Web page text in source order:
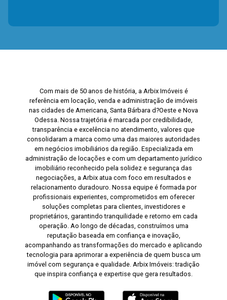
Com mais de 50 anos de história, a Arbix Imóveis é
referência em locação, venda e administração de imóveis
nas cidades de Americana, Santa Bárbara d?Oeste e Nova
Odessa. Nossa trajetória é marcada por credibilidade,
transparência e excelência no atendimento, valores que
consolidaram a marca como uma das maiores autoridades
em negócios imobiliários da região. Especializada em
administração de locações e com um departamento jurídico
imobiliário reconhecido pela solidez e segurança das
negociações, a Arbix atua com foco em resultados e
relacionamento duradouro. Nossa equipe é formada por
profissionais experientes, comprometidos em oferecer
soluções completas para clientes, investidores e
proprietários, garantindo tranquilidade e retorno em cada
operação. Ao longo de décadas, construímos uma
reputação baseada em confiança e inovação,
acompanhando as transformações do mercado e aplicando
tecnologia para aprimorar a experiência de quem busca um
imóvel com segurança e qualidade. Arbix Imóveis: tradição
que inspira confiança e expertise que gera resultados.